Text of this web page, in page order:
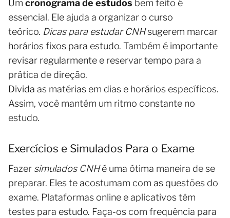
Um cronograma de estudos bem feito é
essencial. Ele ajuda a organizar o curso
teórico. Dicas para estudar CNHsugerem marcar
horários fixos para estudo. Também é importante
revisar regularmente e reservar tempo para a
prática de direção.
Divida as matérias em dias e horários específicos.
Assim, você mantém um ritmo constante no
estudo.
Exercícios e Simulados Para o Exame
Fazer simulados CNHé uma ótima maneira de se
preparar. Eles te acostumam com as questões do
exame. Plataformas online e aplicativos têm
testes para estudo. Faça-os com frequência para